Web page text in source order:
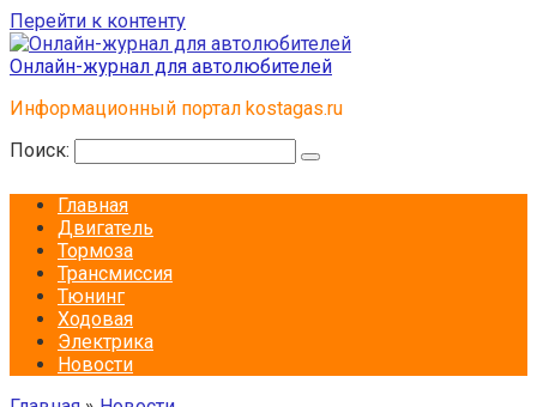
Перейти к контенту
Онлайн-журнал для автолюбителей
Информационный портал kostagas.ru
Поиск:
Главная
Двигатель
Тормоза
Трансмиссия
Тюнинг
Ходовая
Электрика
Новости